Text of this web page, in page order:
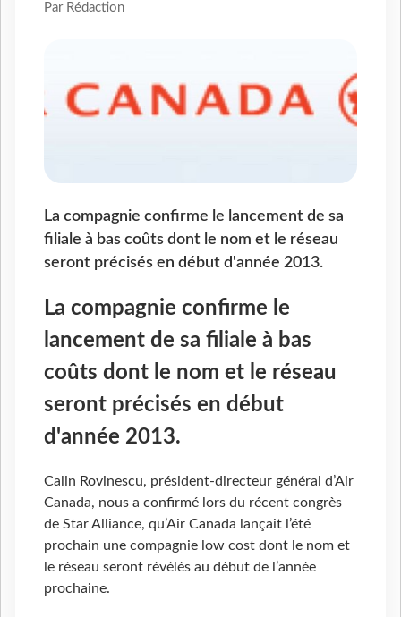
Par Rédaction
La compagnie confirme le lancement de sa
filiale à bas coûts dont le nom et le réseau
seront précisés en début d'année 2013.
La compagnie confirme le
lancement de sa filiale à bas
coûts dont le nom et le réseau
seront précisés en début
d'année 2013.
Calin Rovinescu, président-directeur général d’Air
Canada, nous a confirmé lors du récent congrès
de Star Alliance, qu’Air Canada lançait l’été
prochain une compagnie low cost dont le nom et
le réseau seront révélés au début de l’année
prochaine.